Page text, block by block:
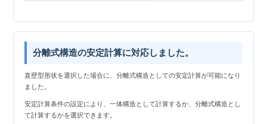
分離式構造の安定計算に対応しました。
直壁型形状を選択した場合に、分離式構造としての安定計算が可能になり
ました。
安定計算条件の設定により、一体構造として計算するか、分離式構造とし
て計算するかを選択できます。